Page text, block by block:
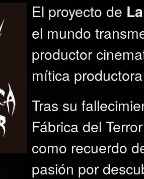
El proyecto de
el mundo
productor
mítica
Tras su
Fábrica del
como recuerdo
pasión por